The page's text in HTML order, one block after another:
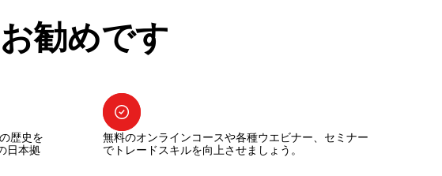
勧めです
歴史を
日本拠
無料のオンラインコースや各種ウエビナー、セミナー
でトレードスキルを向上させましょう。